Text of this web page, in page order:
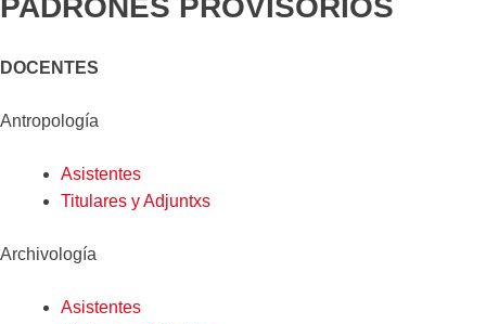
PADRONES PROVISORIOS
DOCENTES
Antropología
Asistentes
Titulares y Adjuntxs
Archivología
Asistentes